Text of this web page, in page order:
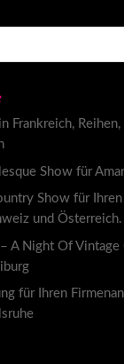
Frankreich, Reihen,
Show für
Show für
und Österreich.
A Night Of Vintage
für Ihren